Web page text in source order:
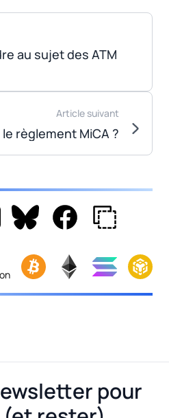
au sujet des ATM
Article suivant
règlement MiCA ?
pour